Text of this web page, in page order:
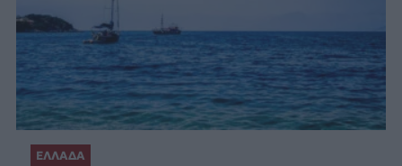
ΕΛΛΑΔΑ